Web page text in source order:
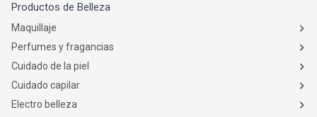
Productos de Belleza
Maquillaje
Perfumes y fragancias
Cuidado de la piel
Cuidado capilar
Electro belleza